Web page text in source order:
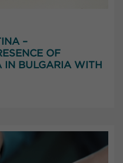
–
OF
IN BULGARIA WITH